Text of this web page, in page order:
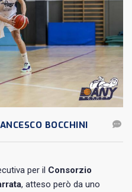
BOCCHINI
per il Consorzio
, atteso però da uno